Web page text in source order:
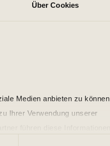
Über Cookies
Medien anbieten zu können
Ihrer Verwendung unserer